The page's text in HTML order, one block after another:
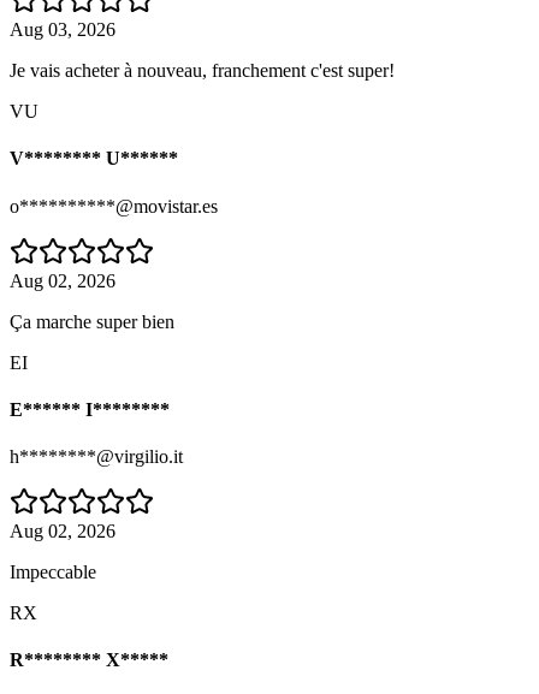
Aug 03, 2026
Je vais acheter à nouveau, franchement c'est super!
VU
V******** U******
o**********@movistar.es
Aug 02, 2026
Ça marche super bien
EI
E****** I********
h********@virgilio.it
Aug 02, 2026
Impeccable
RX
R******** X*****